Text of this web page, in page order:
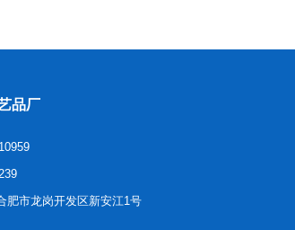
品厂
肥市龙岗开发区新安江1号